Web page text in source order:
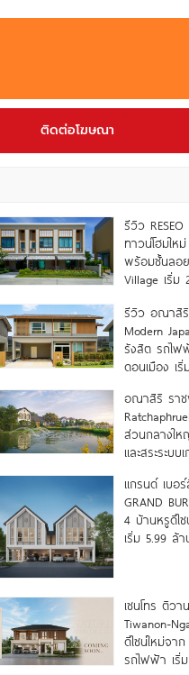
ติดต่อโฆษณา
รีวิว
ทาวน์โฮมให
พร้อมชั้นลอย
Village เริ่ม
รีวิว อณาสิ
Modern
รังสิต รถไฟ
ดอนเมือง เ
อณาสิริ ราช
ส่วนกลางใ
และสระระบ
แกรนด์ เบอ
GRAND
4 บ้านหรูดีไ
เริ่ม 5.99 ล้า
เซนโทร ติว
Tiwanon-
ดีไซน์ใหม่จา
รถไฟฟ้า เริ่